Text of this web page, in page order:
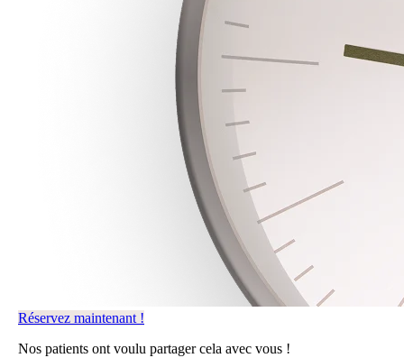
Réservez maintenant !
Nos patients ont voulu partager cela avec vous !